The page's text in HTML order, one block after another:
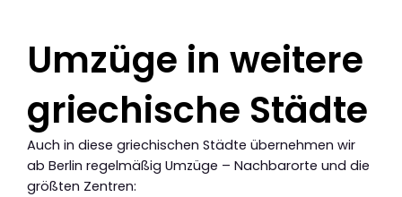
Umzüge in weitere
griechische Städte
Auch in diese griechischen Städte übernehmen wir
ab Berlin regelmäßig Umzüge – Nachbarorte und die
größten Zentren: